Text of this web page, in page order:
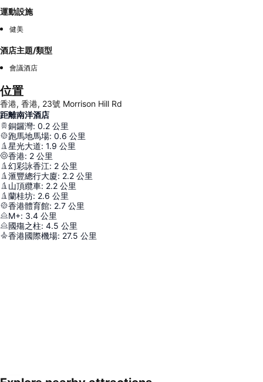
運動設施
健美
酒店主題/類型
會議酒店
位置
香港, 香港, 23號 Morrison Hill Rd
距離南洋酒店
銅鑼灣: 0.2 公里
跑馬地馬場: 0.6 公里
星光大道: 1.9 公里
香港: 2 公里
幻彩詠香江: 2 公里
滙豐總行大廈: 2.2 公里
山頂纜車: 2.2 公里
蘭桂坊: 2.6 公里
香港體育館: 2.7 公里
M+: 3.4 公里
國殤之柱: 4.5 公里
香港國際機場: 27.5 公里